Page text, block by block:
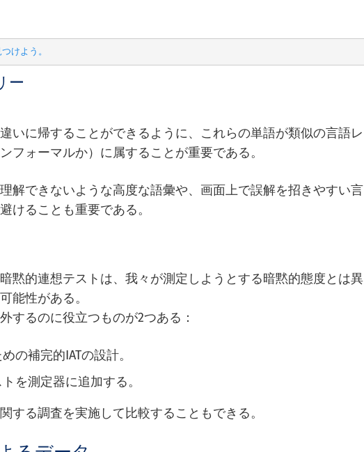
けよう。
ー
いに帰することができるように、これらの単語が類似の言語レ
フォーマルか）に属することが重要である。
解できないような高度な語彙や、画面上で誤解を招きやすい言
けることも重要である。
黙的連想テストは、我々が測定しようとする暗黙的態度とは異
能性がある。
するのに役立つものが2つある：
の補完的IATの設計。
を測定器に追加する。
する調査を実施して比較することもできる。